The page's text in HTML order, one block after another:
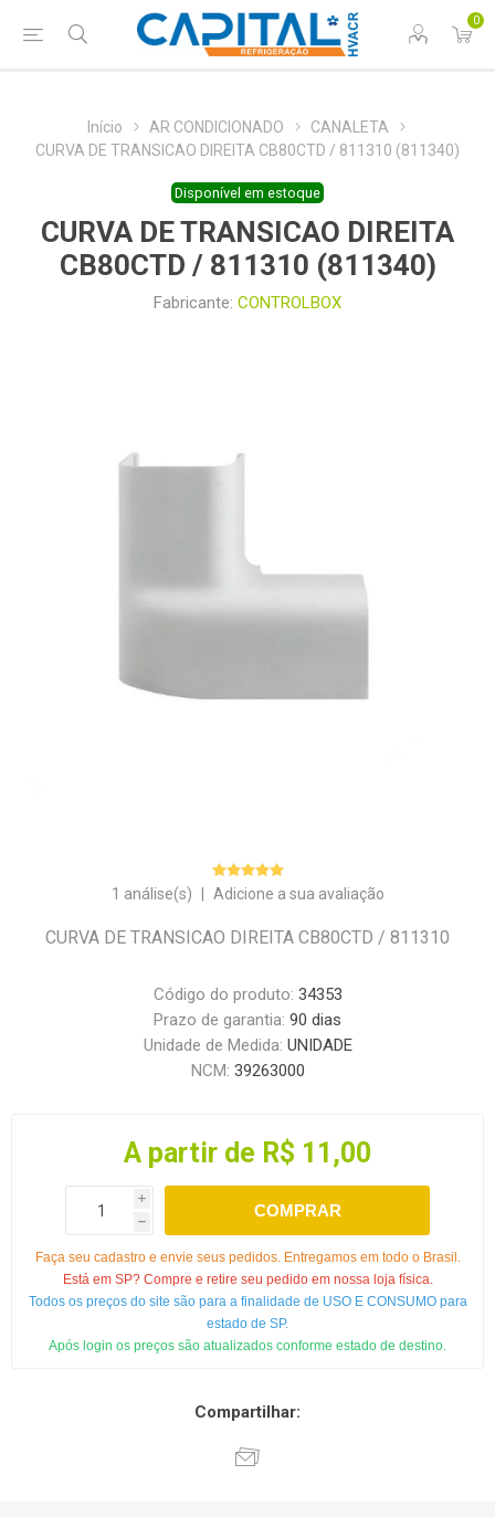
0
Início AR CONDICIONADO
CANALETA
CURVA DE TRANSICAO DIREITA CB80CTD / 811310 (811340)
Disponível em estoque
CURVA DE TRANSICAO DIREITA
CB80CTD / 811310 (811340)
Fabricante: CONTROLBOX
1 análise(s) Adicione a sua avaliação
CURVA DE TRANSICAO DIREITA CB80CTD / 811310
Código do produto: 34353
Prazo de garantia: 90 dias
Unidade de Medida: UNIDADE
NCM: 39263000
A partir de R$ 11,00
i
h
COMPRAR
Faça seu cadastro e envie seus pedidos. Entregamos em todo o Brasil.
Está em SP? Compre e retire seu pedido em nossa loja física.
Todos os preços do site são para a finalidade de USO E CONSUMO para
estado de SP.
Após login os preços são atualizados conforme estado de destino.
Compartilhar: